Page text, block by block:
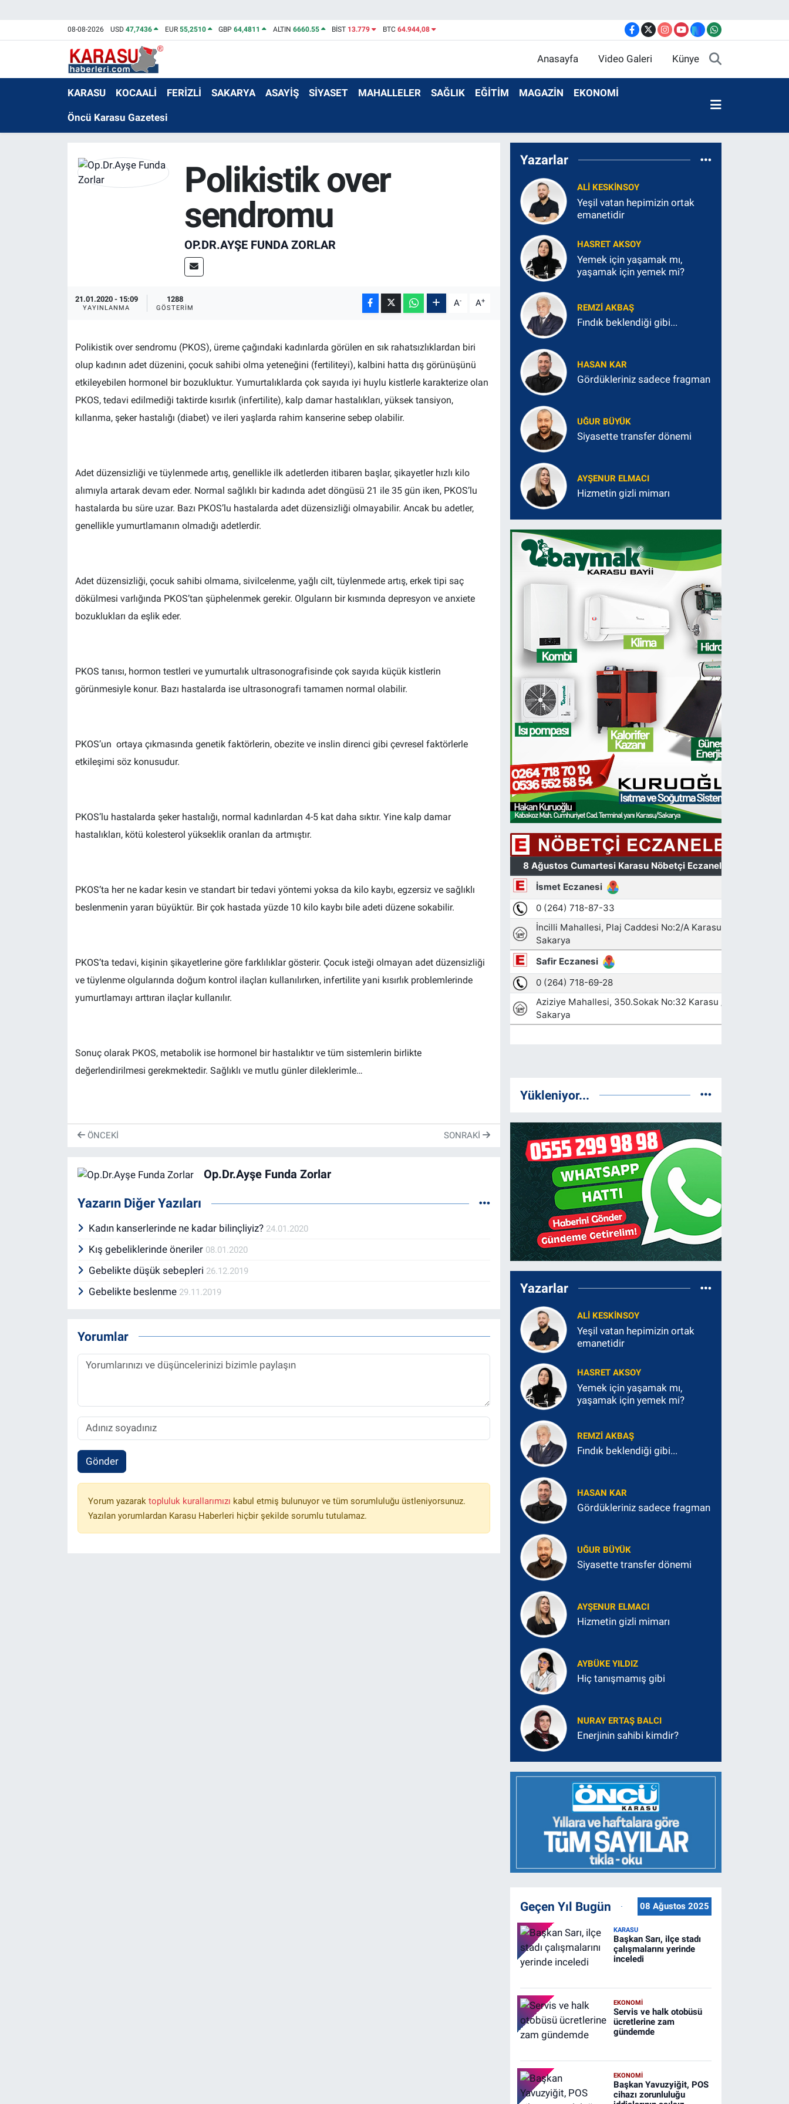
08-08-2026 USD47,7436 EUR 55,2510 GBP64,4811 ALTIN 6660.55 BİST 13.779 BTC 64.944,08
Anasayfa Video Galeri Künye
KARASU KOCAALİ FERİZLİ SAKARYA ASAYİŞ SİYASET MAHALLELER SAĞLIK EĞİTİM MAGAZİN EKONOMİ
Öncü Karasu Gazetesi
Polikistik over
sendromu
OP.DR.AYŞE FUNDA ZORLAR
21.01.2020 - 15:09
YAYINLANMA
1288
GÖSTERIM A- A+
Polikistik over sendromu (PKOS), üreme çağındaki kadınlarda görülen en sık rahatsızlıklardan biri
olup kadının adet düzenini, çocuk sahibi olma yeteneğini (fertiliteyi), kalbini hatta dış görünüşünü
etkileyebilen hormonel bir bozukluktur. Yumurtalıklarda çok sayıda iyi huylu kistlerle karakterize olan
PKOS, tedavi edilmediği taktirde kısırlık (infertilite), kalp damar hastalıkları, yüksek tansiyon,
kıllanma, şeker hastalığı (diabet) ve ileri yaşlarda rahim kanserine sebep olabilir.
Adet düzensizliği ve tüylenmede artış, genellikle ilk adetlerden itibaren başlar, şikayetler hızlı kilo
alımıyla artarak devam eder. Normal sağlıklı bir kadında adet döngüsü 21 ile 35 gün iken, PKOS’lu
hastalarda bu süre uzar. Bazı PKOS’lu hastalarda adet düzensizliği olmayabilir. Ancak bu adetler,
genellikle yumurtlamanın olmadığı adetlerdir.
Adet düzensizliği, çocuk sahibi olmama, sivilcelenme, yağlı cilt, tüylenmede artış, erkek tipi saç
dökülmesi varlığında PKOS’tan şüphelenmek gerekir. Olguların bir kısmında depresyon ve anxiete
bozuklukları da eşlik eder.
PKOS tanısı, hormon testleri ve yumurtalık ultrasonografisinde çok sayıda küçük kistlerin
görünmesiyle konur. Bazı hastalarda ise ultrasonografi tamamen normal olabilir.
PKOS’un ortaya çıkmasında genetik faktörlerin, obezite ve inslin direnci gibi çevresel faktörlerle
etkileşimi söz konusudur.
PKOS’lu hastalarda şeker hastalığı, normal kadınlardan 4-5 kat daha sıktır. Yine kalp damar
hastalıkları, kötü kolesterol yükseklik oranları da artmıştır.
PKOS’ta her ne kadar kesin ve standart bir tedavi yöntemi yoksa da kilo kaybı, egzersiz ve sağlıklı
beslenmenin yararı büyüktür. Bir çok hastada yüzde 10 kilo kaybı bile adeti düzene sokabilir.
PKOS’ta tedavi, kişinin şikayetlerine göre farklılıklar gösterir. Çocuk isteği olmayan adet düzensizliği
ve tüylenme olgularında doğum kontrol ilaçları kullanılırken, infertilite yani kısırlık problemlerinde
yumurtlamayı arttıran ilaçlar kullanılır.
Sonuç olarak PKOS, metabolik ise hormonel bir hastalıktır ve tüm sistemlerin birlikte
değerlendirilmesi gerekmektedir. Sağlıklı ve mutlu günler dileklerimle…
ÖNCEKI SONRAKI
Op.Dr.Ayşe Funda Zorlar
Yazarın Diğer Yazıları
Kadın kanserlerinde ne kadar bilinçliyiz? 24.01.2020
Kış gebeliklerinde öneriler 08.01.2020
Gebelikte düşük sebepleri 26.12.2019
Gebelikte beslenme 29.11.2019
Yorumlar
Gönder
Yorum yazarak topluluk kurallarımızı kabul etmiş bulunuyor ve tüm sorumluluğu üstleniyorsunuz.
Yazılan yorumlardan Karasu Haberleri hiçbir şekilde sorumlu tutulamaz.
Yazarlar
ALI KESKINSOY
Yeşil vatan hepimizin ortak
emanetidir
HASRET AKSOY
Yemek için yaşamak mı,
yaşamak için yemek mi?
REMZI AKBAŞ
Fındık beklendiği gibi...
HASAN KAR
Gördükleriniz sadece fragman
UĞUR BÜYÜK
Siyasette transfer dönemi
AYŞENUR ELMACI
Hizmetin gizli mimarı
Yükleniyor...
Yazarlar
ALI KESKINSOY
Yeşil vatan hepimizin ortak
emanetidir
HASRET AKSOY
Yemek için yaşamak mı,
yaşamak için yemek mi?
REMZI AKBAŞ
Fındık beklendiği gibi...
HASAN KAR
Gördükleriniz sadece fragman
UĞUR BÜYÜK
Siyasette transfer dönemi
AYŞENUR ELMACI
Hizmetin gizli mimarı
AYBÜKE YILDIZ
Hiç tanışmamış gibi
NURAY ERTAŞ BALCI
Enerjinin sahibi kimdir?
Geçen Yıl Bugün 08 Ağustos 2025
KARASU
Başkan Sarı, ilçe stadı
çalışmalarını yerinde
inceledi
EKONOMİ
Servis ve halk otobüsü
ücretlerine zam
gündemde
EKONOMİ
Başkan Yavuzyiğit, POS
cihazı zorunluluğu